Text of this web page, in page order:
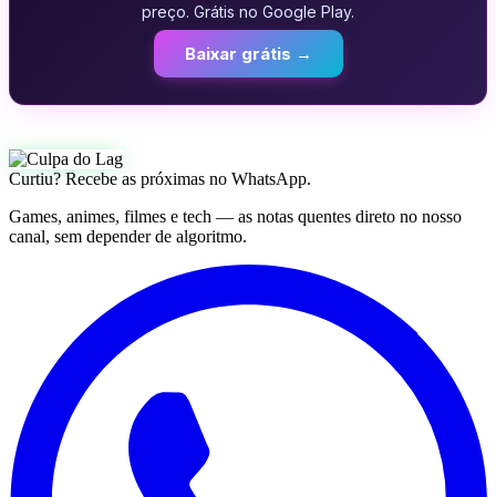
preço. Grátis no Google Play.
Baixar grátis →
Curtiu? Recebe as próximas no WhatsApp.
Games, animes, filmes e tech — as notas quentes direto no nosso
canal, sem depender de algoritmo.